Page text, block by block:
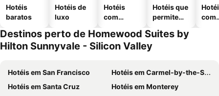
Hotéis
baratos
Hotéis de
luxo
Hotéis
com
Hotéis que
permitem
com
Destinos perto de Homewood Suites by
Hilton Sunnyvale - Silicon Valley
Hotéis em San Francisco
Hotéis em Carmel-by-the-Sea
Hotéis em Santa Cruz
Hotéis em Monterey